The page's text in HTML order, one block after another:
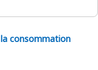
consommation